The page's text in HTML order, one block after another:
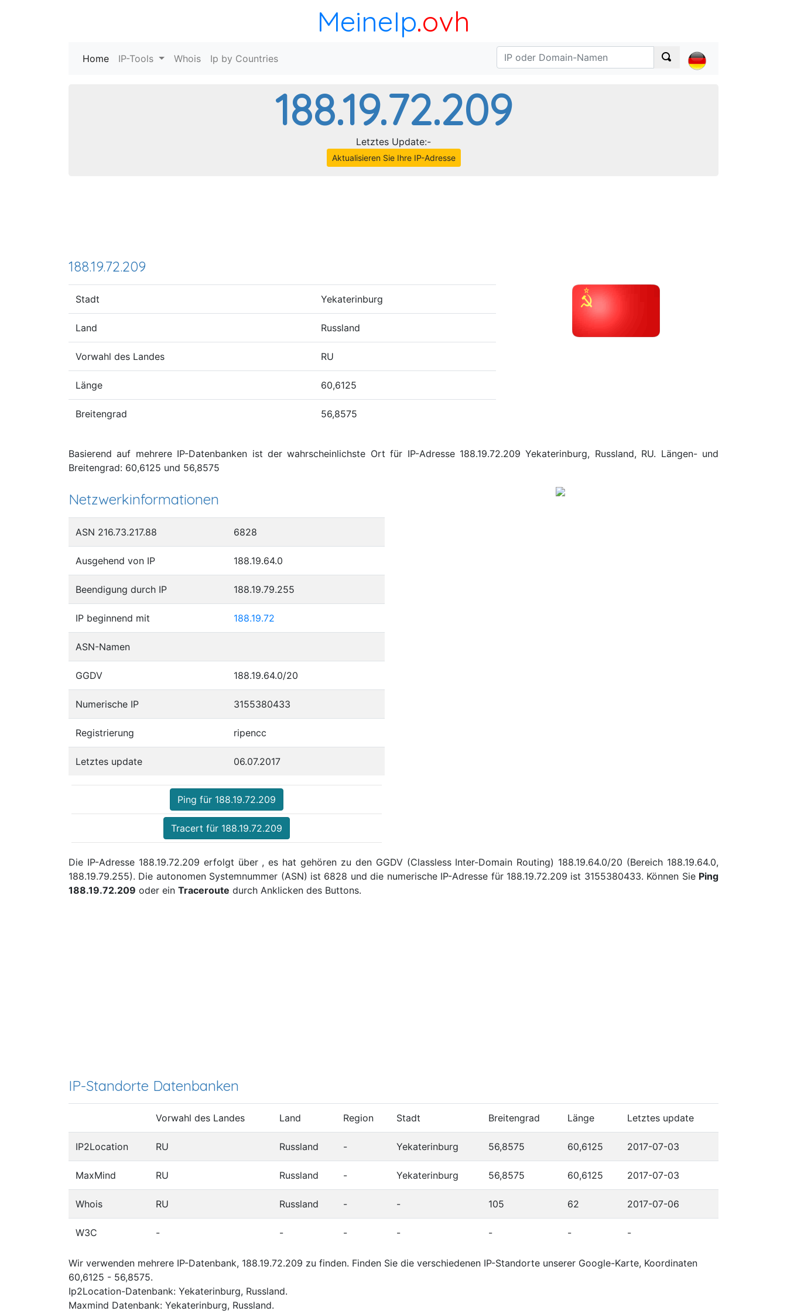
MeineIp.ovh
Home (current)
IP-Tools Whois Ip by Countries
188.19.72.209
Letztes Update:-
Aktualisieren Sie Ihre IP-Adresse
188.19.72.209
Stadt Yekaterinburg
Land Russland
Vorwahl des Landes RU
Länge 60,6125
Breitengrad 56,8575
Basierend auf mehrere IP-Datenbanken ist der wahrscheinlichste Ort für IP-Adresse 188.19.72.209 Yekaterinburg, Russland, RU. Längen- und
Breitengrad: 60,6125 und 56,8575
Netzwerkinformationen
ASN 216.73.217.88 6828
Ausgehend von IP 188.19.64.0
Beendigung durch IP 188.19.79.255
IP beginnend mit 188.19.72
ASN-Namen
GGDV 188.19.64.0/20
Numerische IP 3155380433
Registrierung ripencc
Letztes update 06.07.2017
Ping für 188.19.72.209
Tracert für 188.19.72.209
Die IP-Adresse 188.19.72.209 erfolgt über , es hat gehören zu den GGDV (Classless Inter-Domain Routing) 188.19.64.0/20 (Bereich 188.19.64.0,
188.19.79.255). Die autonomen Systemnummer (ASN) ist 6828 und die numerische IP-Adresse für 188.19.72.209 ist 3155380433. Können Sie Ping
188.19.72.209 oder ein Traceroute durch Anklicken des Buttons.
IP-Standorte Datenbanken
Vorwahl des Landes Land Region Stadt Breitengrad Länge Letztes update
IP2Location RU Russland - Yekaterinburg 56,8575 60,6125 2017-07-03
MaxMind RU Russland - Yekaterinburg 56,8575 60,6125 2017-07-03
Whois RU Russland - - 105 62 2017-07-06
W3C - - - - - - -
Wir verwenden mehrere IP-Datenbank, 188.19.72.209 zu finden. Finden Sie die verschiedenen IP-Standorte unserer Google-Karte, Koordinaten
60,6125 - 56,8575.
Ip2Location-Datenbank: Yekaterinburg, Russland.
Maxmind Datenbank: Yekaterinburg, Russland.